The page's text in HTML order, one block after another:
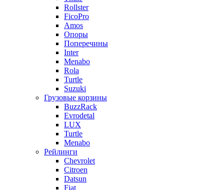
Rollster
FicoPro
Amos
Опоры
Поперечины
Inter
Menabo
Rola
Turtle
Suzuki
Грузовые корзины
BuzzRack
Evrodetal
LUX
Turtle
Menabo
Рейлинги
Chevrolet
Citroen
Datsun
Fiat